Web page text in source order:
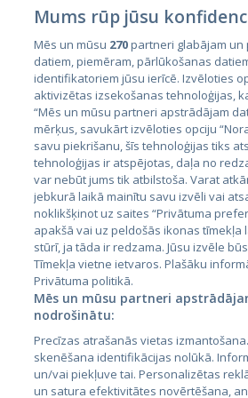
Valstis
Igaunija
Latvija
Lietuva
City24.lv
City24.ee
GetaPro.lv
Kainos.lt
Mums rūp jūsu
Mēs un mūsu 270partneri glabājam
datiem, piemēram, pārlūkošanas
identifikatoriem jūsu ierīcē. Izvēloties
aktivizētas izsekošanas tehnoloģijas,
“Mēs un mūsu partneri apstrādājam
mērķus, savukārt izvēloties opciju
savu piekrišanu, šīs tehnoloģijas tiks
tehnoloģijas ir atspējotas, daļa no
var nebūt jums tik atbilstoša. Varat
jebkurā laikā mainītu savu izvēli vai
noklikšķinot uz saites “Privātuma
apakšā vai uz peldošās ikonas tīmekļa
stūrī, ja tāda ir redzama. Jūsu izvēle
Tīmekļa vietne ietvaros. Plašāku
Privātuma politikā.
Mēs un mūsu partneri
nodrošinātu:
Precīzas atrašanās vietas
skenēšana identifikācijas nolūkā.
un/vai piekļuve tai. Personalizētas
un satura efektivitātes novērtēšana,